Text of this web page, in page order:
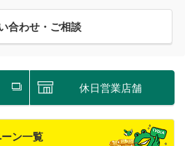
合わせ・ご相談
休日営業店舗
ン一覧